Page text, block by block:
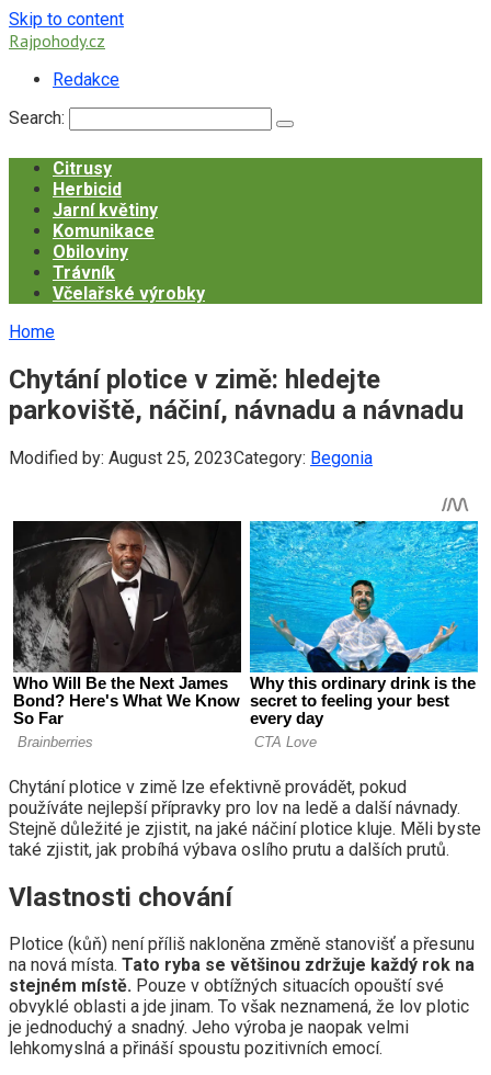
Skip to content
Rajpohody.cz
Redakce
Search:
Citrusy
Herbicid
Jarní květiny
Komunikace
Obiloviny
Trávník
Včelařské výrobky
Home
Chytání plotice v zimě: hledejte
parkoviště, náčiní, návnadu a návnadu
Modified by: August 25, 2023Category: Begonia
Chytání plotice v zimě lze efektivně provádět, pokud
používáte nejlepší přípravky pro lov na ledě a další návnady.
Stejně důležité je zjistit, na jaké náčiní plotice kluje. Měli byste
také zjistit, jak probíhá výbava oslího prutu a dalších prutů.
Vlastnosti chování
Plotice (kůň) není příliš nakloněna změně stanovišť a přesunu
na nová místa. Tato ryba se většinou zdržuje každý rok na
stejném místě. Pouze v obtížných situacích opouští své
obvyklé oblasti a jde jinam. To však neznamená, že lov plotic
je jednoduchý a snadný. Jeho výroba je naopak velmi
lehkomyslná a přináší spoustu pozitivních emocí.